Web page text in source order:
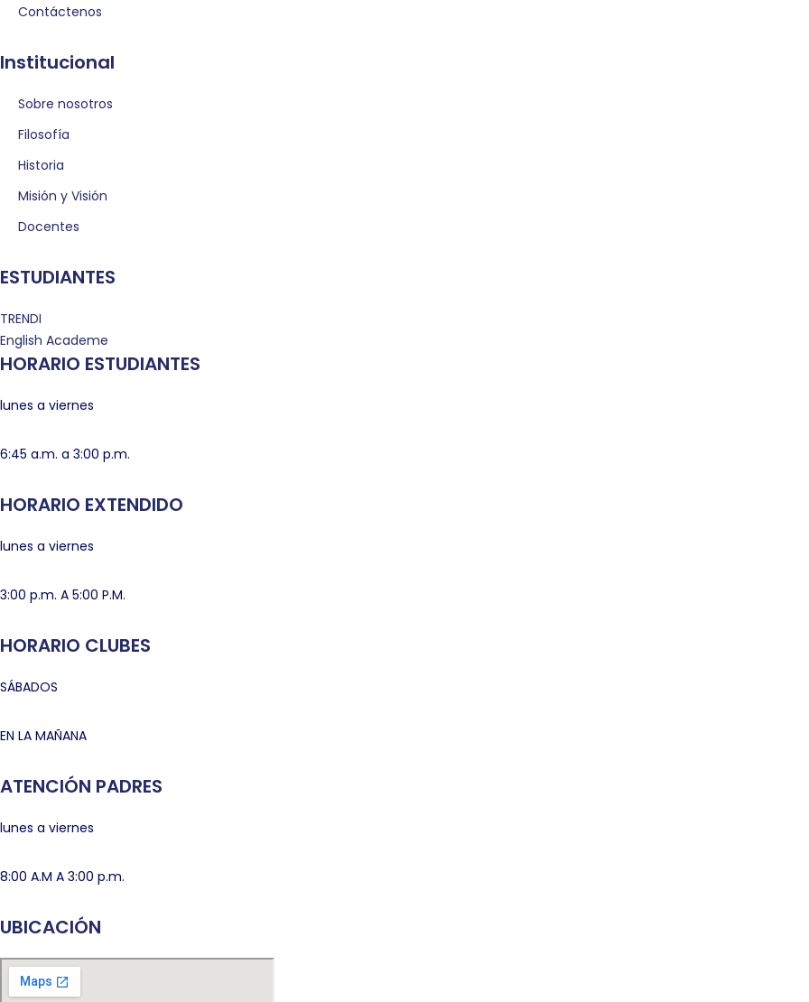
Contáctenos
Institucional
Sobre nosotros
Filosofía
Historia
Misión y Visión
Docentes
ESTUDIANTES
TRENDI
English Academe
HORARIO ESTUDIANTES
lunes a viernes
6:45 a.m. a 3:00 p.m.
HORARIO EXTENDIDO
lunes a viernes
3:00 p.m. A 5:00 P.M.
HORARIO CLUBES
SÁBADOS
EN LA MAÑANA
ATENCIÓN PADRES
lunes a viernes
8:00 A.M A 3:00 p.m.
UBICACIÓN